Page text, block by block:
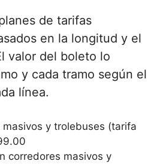
de tarifas
​​en la longitud y el
valor del boleto lo
y cada tramo según el
línea.
masivos y trolebuses (tarifa
corredores masivos y